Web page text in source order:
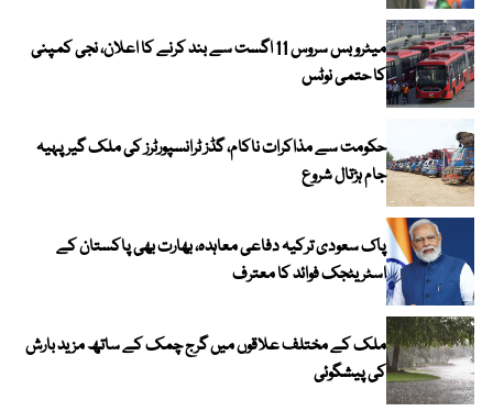
میٹرو بس سروس 11 اگست سے بند کرنے کا اعلان، نجی کمپنی
کا حتمی نوٹس
حکومت سے مذاکرات ناکام، گڈز ٹرانسپورٹرز کی ملک گیر پہیہ
جام ہڑتال شروع
پاک سعودی ترکیہ دفاعی معاہدہ، بھارت بھی پاکستان کے
اسٹریٹجک فوائد کا معترف
ملک کے مختلف علاقوں میں گرج چمک کے ساتھ مزید بارش
کی پیشگوئی